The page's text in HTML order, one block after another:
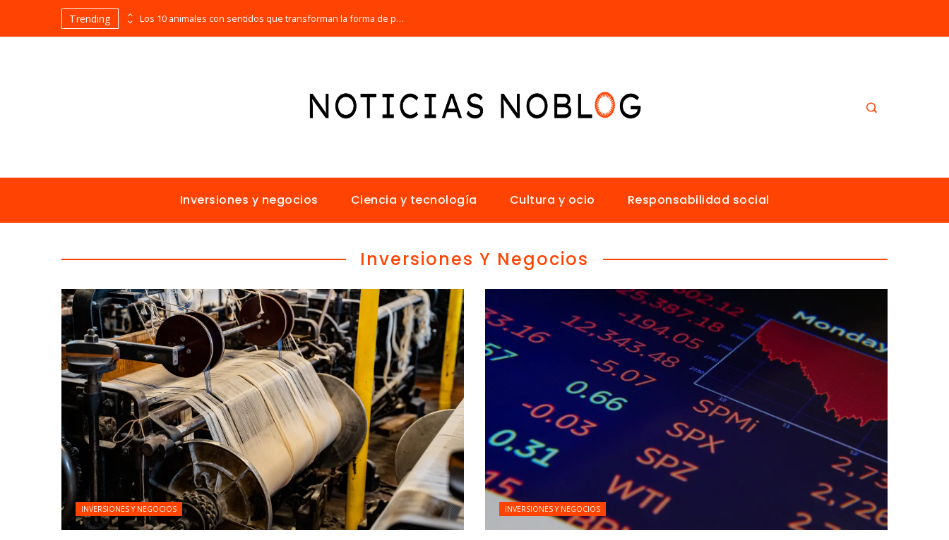
Trending Las empresas que alcanzaron los picos más altos en valor bursátil histórico Los 10 animales con sentidos que transforman la forma de percibir el mundo
Inversiones y negocios Ciencia y tecnología Cultura y ocio Responsabilidad social
Inversiones Y Negocios
INVERSIONES Y NEGOCIOS INVERSIONES Y NEGOCIOS